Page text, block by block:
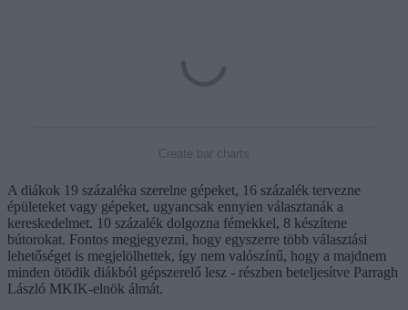
Create bar charts
A diákok 19 százaléka szerelne gépeket, 16 százalék tervezne
épületeket vagy gépeket, ugyancsak ennyien választanák a
kereskedelmet. 10 százalék dolgozna fémekkel, 8 készítene
bútorokat. Fontos megjegyezni, hogy egyszerre több választási
lehetőséget is megjelölhettek, így nem valószínű, hogy a majdnem
minden ötödik diákból gépszerelő lesz - részben beteljesítve Parragh
László MKIK-elnök álmát.